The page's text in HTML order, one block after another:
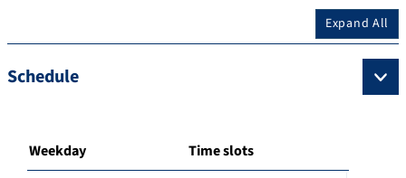
Expand All
Schedule
Weekday Time slots